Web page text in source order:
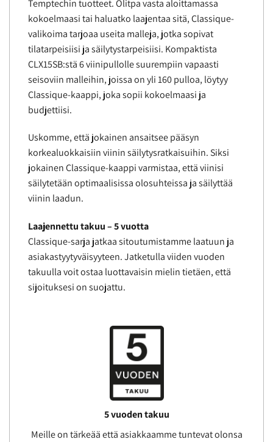
Temptechin tuotteet. Olitpa vasta aloittamassa
kokoelmaasi tai haluatko laajentaa sitä, Classique-
valikoima tarjoaa useita malleja, jotka sopivat
tilatarpeisiisi ja säilytystarpeisiisi. Kompaktista
CLX15SB:stä 6 viinipullolle suurempiin vapaasti
seisoviin malleihin, joissa on yli 160 pulloa, löytyy
Classique-kaappi, joka sopii kokoelmaasi ja
budjettiisi.
Uskomme, että jokainen ansaitsee pääsyn
korkealuokkaisiin viinin säilytysratkaisuihin. Siksi
jokainen Classique-kaappi varmistaa, että viinisi
säilytetään optimaalisissa olosuhteissa ja säilyttää
viinin laadun.
Laajennettu takuu – 5 vuotta
Classique-sarja jatkaa sitoutumistamme laatuun ja
asiakastyytyväisyyteen. Jatketulla viiden vuoden
takuulla voit ostaa luottavaisin mielin tietäen, että
sijoituksesi on suojattu.
5 vuoden takuu
Meille on tärkeää että asiakkaamme tuntevat olonsa